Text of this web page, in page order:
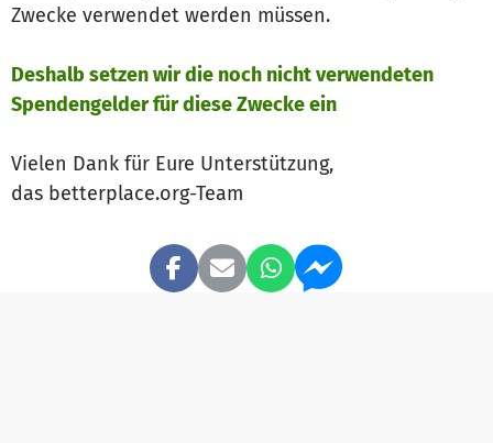
Zwecke verwendet werden müssen.
Deshalb setzen wir die noch nicht verwendeten
Spendengelder für diese Zwecke ein
Vielen Dank für Eure Unterstützung,
das betterplace.org-Team